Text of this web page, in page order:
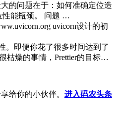
的问题在于：如何准确定位造
性能瓶颈。 问题 …
uvicorn设计的初
。即便你花了很多时间达到了
枯燥的事情，Prettier的目标…
给你的小伙伴。 进入码农头条